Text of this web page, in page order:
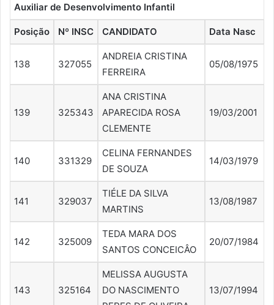
Auxiliar de Desenvolvimento Infantil
Posição Nº INSC CANDIDATO Data Nasc
138 327055
ANDREIA CRISTINA
FERREIRA
05/08/1975
139 325343
ANA CRISTINA
APARECIDA ROSA
CLEMENTE
19/03/2001
140 331329
CELINA FERNANDES
DE SOUZA
14/03/1979
141 329037
TIÉLE DA SILVA
MARTINS
13/08/1987
142 325009
TEDA MARA DOS
SANTOS CONCEICÂO
20/07/1984
143 325164
MELISSA AUGUSTA
DO NASCIMENTO
13/07/1994